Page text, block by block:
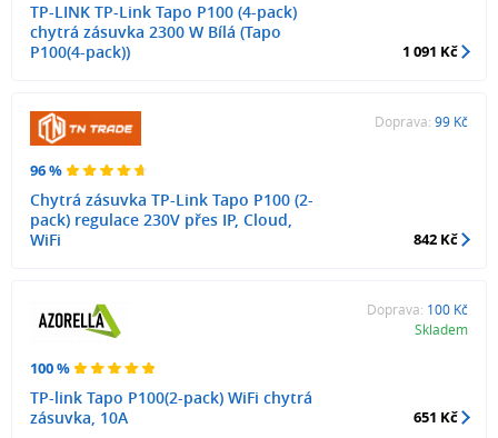
TP-LINK TP-Link Tapo P100 (4-pack)
chytrá zásuvka 2300 W Bílá (Tapo
P100(4-pack))
1 091 Kč
96 %
Chytrá zásuvka TP-Link Tapo P100 (2-
pack) regulace 230V přes IP, Cloud,
WiFi
Doprava: 99 Kč
842 Kč
100 %
TP-link Tapo P100(2-pack) WiFi chytrá
zásuvka, 10A
Doprava: 100 Kč
Skladem
651 Kč